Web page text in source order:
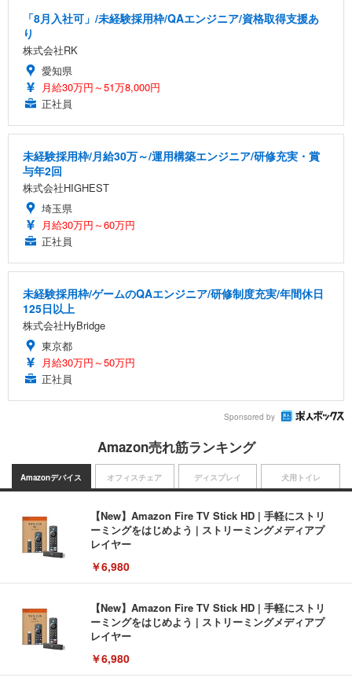
「8月入社可」/未経験採用枠/QAエンジニア/資格取得支援あ
り
株式会社RK
愛知県
月給30万円～51万8,000円
正社員
未経験採用枠/月給30万～/運用構築エンジニア/研修充実・賞
与年2回
株式会社HIGHEST
埼玉県
月給30万円～60万円
正社員
未経験採用枠/ゲームのQAエンジニア/研修制度充実/年間休日
125日以上
株式会社HyBridge
東京都
月給30万円～50万円
正社員
Sponsored by
Amazon売れ筋ランキング
Amazonデバイス
【New】Amazon Fire TV Stick HD | 手軽にストリ
ーミングをはじめよう | ストリーミングメディアプ
レイヤー
￥6,980
【New】Amazon Fire TV Stick HD | 手軽にストリ
ーミングをはじめよう | ストリーミングメディアプ
レイヤー
￥6,980
オフィスチェア ディスプレイ 犬用トイレ